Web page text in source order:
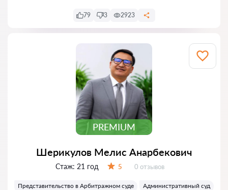
79 3 2923
PREMIUM
Шерикулов Мелис Анарбекович
Стаж: 21 год 5 Отзывов:
0 отзывов
Представительство в Арбитражном суде
Административный суд